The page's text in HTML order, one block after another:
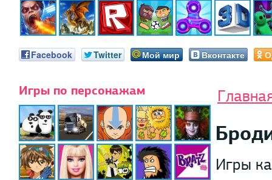
Facebook Twitter Мой мир Вконтакте
Игры по персонажам
Игры